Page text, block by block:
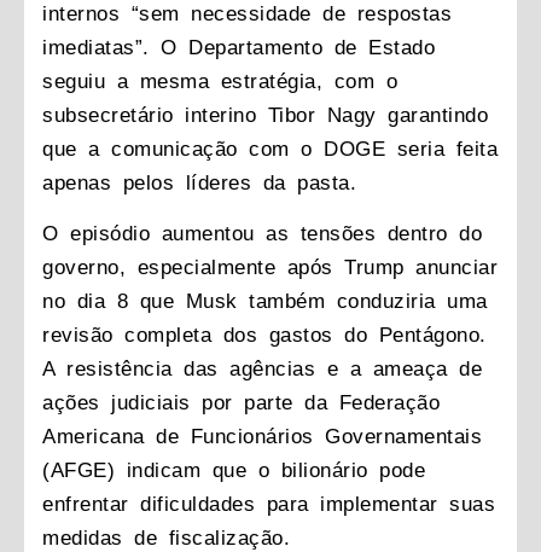
internos “sem necessidade de respostas
imediatas”. O Departamento de Estado
seguiu a mesma estratégia, com o
subsecretário interino Tibor Nagy garantindo
que a comunicação com o DOGE seria feita
apenas pelos líderes da pasta.
O episódio aumentou as tensões dentro do
governo, especialmente após Trump anunciar
no dia 8 que Musk também conduziria uma
revisão completa dos gastos do Pentágono.
A resistência das agências e a ameaça de
ações judiciais por parte da Federação
Americana de Funcionários Governamentais
(AFGE) indicam que o bilionário pode
enfrentar dificuldades para implementar suas
medidas de fiscalização.